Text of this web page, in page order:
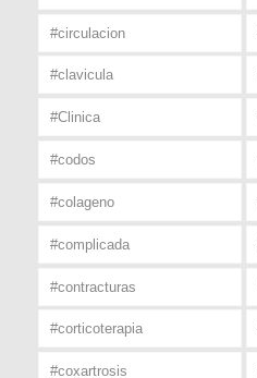
#circulacion
#clavicula
#Clinica
#codos
#colageno
#complicada
#contracturas
#corticoterapia
#coxartrosis